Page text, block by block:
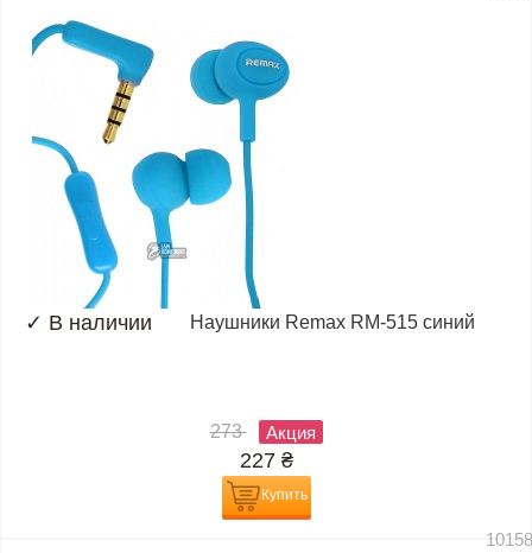
✓ В наличии Наушники Remax RM-515 синий
273 Акция
227 ₴
Купить